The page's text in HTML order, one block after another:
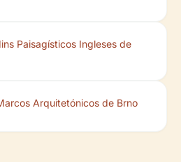
Paisagísticos Ingleses de
Arquitetónicos de Brno